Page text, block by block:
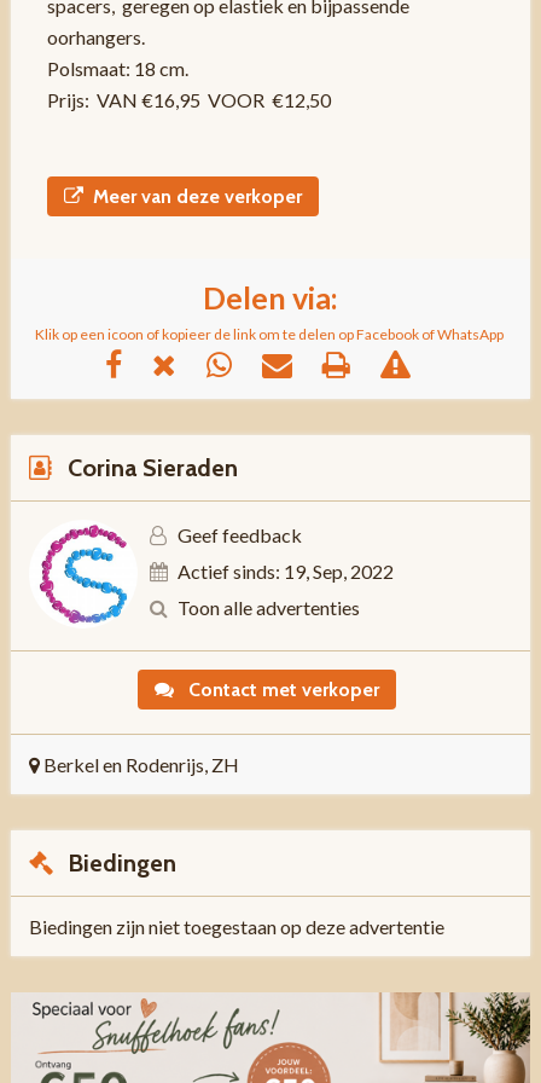
spacers, geregen op elastiek en bijpassende
oorhangers.
Polsmaat: 18 cm.
Prijs: VAN €16,95 VOOR €12,50
Meer van deze verkoper
Delen via:
Klik op een icoon of kopieer de link om te delen op Facebook of WhatsApp
Corina Sieraden
Geef feedback
Actief sinds: 19, Sep, 2022
Toon alle advertenties
Contact met verkoper
Berkel en Rodenrijs, ZH
Biedingen
Biedingen zijn niet toegestaan op deze advertentie